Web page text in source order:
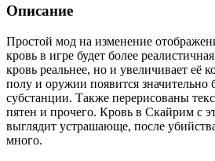
Описание
Простой мод на изменение
кровь в игре будет более
кровь реальнее, но и увеличивает её
полу и оружии появится значительно
субстанции. Также перерисованы
пятен и прочего. Кровь в Скайрим с
выглядит устрашающе, после
много.